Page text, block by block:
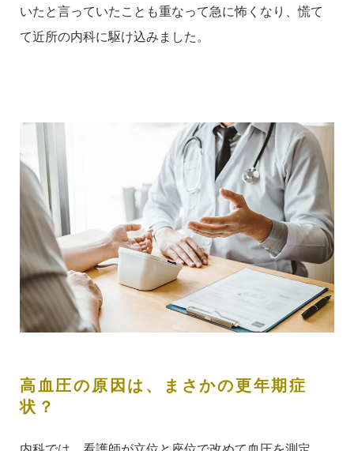
いたと言っていたことも重なって急に怖くなり、慌て
て近所の内科に駆け込みました。
高血圧の原因は、まさかの更年期症
状？